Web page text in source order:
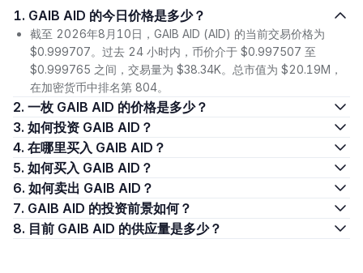
1. GAIB AID 的今日价格是多少？
截至 2026年8月10日，GAIB AID (AID) 的当前交易价格为
$0.999707。过去 24 小时内，币价介于 $0.997507 至
$0.999765 之间，交易量为 $38.34K。总市值为 $20.19M，
在加密货币中排名第 804。
2. 一枚 GAIB AID 的价格是多少？
3. 如何投资 GAIB AID？
4. 在哪里买入 GAIB AID？
5. 如何买入 GAIB AID？
6. 如何卖出 GAIB AID？
7. GAIB AID 的投资前景如何？
8. 目前 GAIB AID 的供应量是多少？